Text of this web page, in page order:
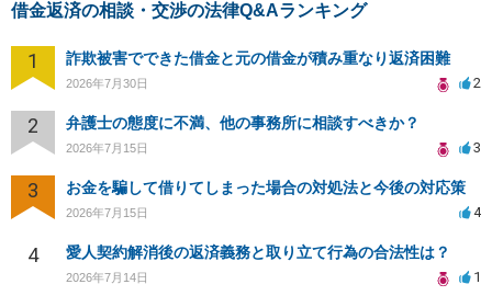
借金返済の相談・交渉の法律Q&Aランキング
1 詐欺被害でできた借金と元の借金が積み重なり返済困難
2026年7月30日 2
2 弁護士の態度に不満、他の事務所に相談すべきか？
2026年7月15日 3
3 お金を騙して借りてしまった場合の対処法と今後の対応策
2026年7月15日 4
4 愛人契約解消後の返済義務と取り立て行為の合法性は？
2026年7月14日 1